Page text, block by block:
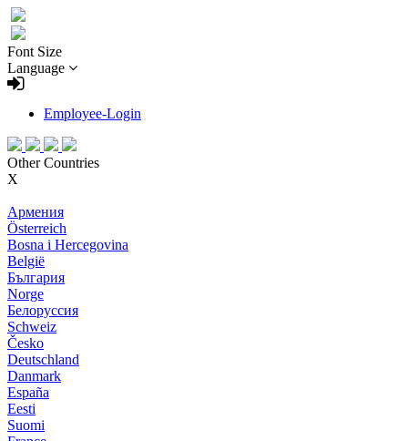
Font Size
Language
Employee-Login
Other Countries
X
Армения
Österreich
Bosna i Hercegovina
België
България
Norge
Белоруссия
Schweiz
Česko
Deutschland
Danmark
España
Eesti
Suomi